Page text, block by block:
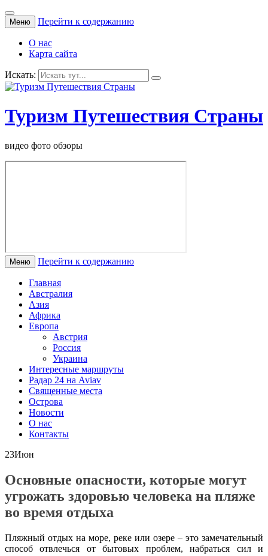
Меню Перейти к содержанию
О нас
Карта сайта
Искать:
Туризм Путешествия Страны
видео фото обзоры
Меню Перейти к содержанию
Главная
Австралия
Азия
Африка
Европа
Австрия
Россия
Украина
Интересные маршруты
Радар 24 на Aviav
Священные места
Острова
Новости
О нас
Контакты
23Июн
Основные опасности, которые могут
угрожать здоровью человека на пляже
во время отдыха
Пляжный отдых на море, реке или озере – это замечательный
способ отвлечься от бытовых проблем, набраться сил и